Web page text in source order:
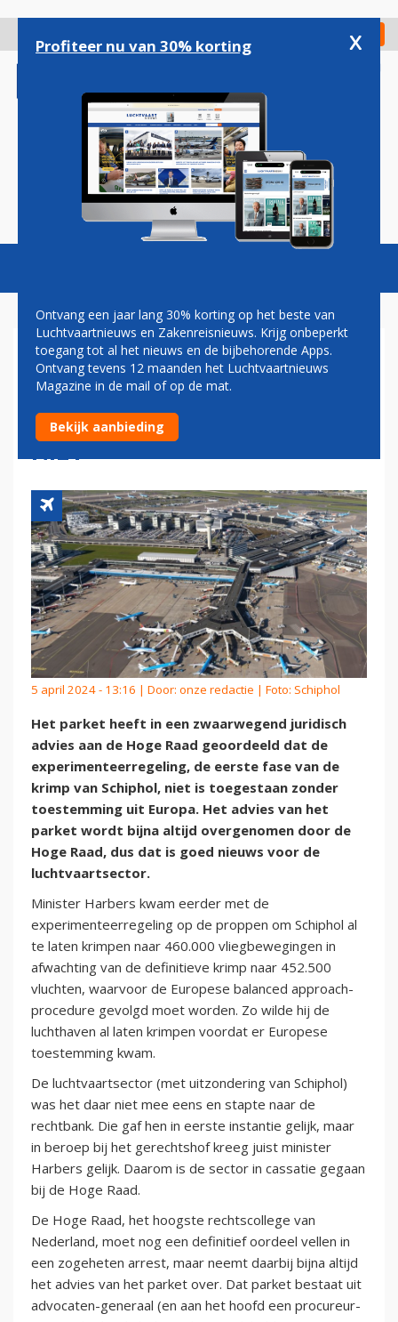
gaan
Check in
Magazine Podcasts Vacatures
ADVISEUR HOGE RAAD:
'EXPERIMENTEERREGELING
VOOR KRIMP SCHIPHOL MAG
NIET'
5 april 2024 - 13:16 | Door: onze redactie | Foto: Schiphol
Het parket heeft in een zwaarwegend juridisch
advies aan de Hoge Raad geoordeeld dat de
experimenteerregeling, de eerste fase van de
krimp van Schiphol, niet is toegestaan zonder
toestemming uit Europa. Het advies van het
parket wordt bijna altijd overgenomen door de
Hoge Raad, dus dat is goed nieuws voor de
luchtvaartsector.
Minister Harbers kwam eerder met de
experimenteerregeling op de proppen om Schiphol al
te laten krimpen naar 460.000 vliegbewegingen in
afwachting van de definitieve krimp naar 452.500
vluchten, waarvoor de Europese balanced approach-
procedure gevolgd moet worden. Zo wilde hij de
luchthaven al laten krimpen voordat er Europese
toestemming kwam.
De luchtvaartsector (met uitzondering van Schiphol)
was het daar niet mee eens en stapte naar de
rechtbank. Die gaf hen in eerste instantie gelijk, maar
in beroep bij het gerechtshof kreeg juist minister
Harbers gelijk. Daarom is de sector in cassatie gegaan
bij de Hoge Raad.
De Hoge Raad, het hoogste rechtscollege van
Nederland, moet nog een definitief oordeel vellen in
een zogeheten arrest, maar neemt daarbij bijna altijd
het advies van het parket over. Dat parket bestaat uit
advocaten-generaal (en aan het hoofd een procureur-
Profiteer nu van 30% korting x
Ontvang een jaar lang 30% korting op het beste van
Luchtvaartnieuws en Zakenreisnieuws. Krijg onbeperkt
toegang tot al het nieuws en de bijbehorende Apps.
Ontvang tevens 12 maanden het Luchtvaartnieuws
Magazine in de mail of op de mat.
Bekijk aanbieding